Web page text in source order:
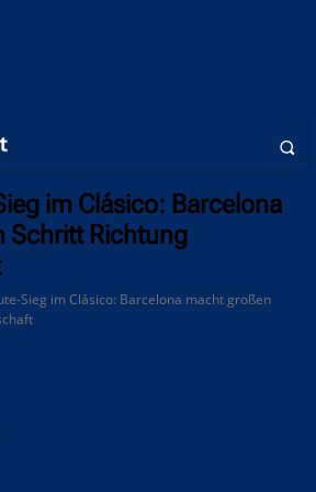
im Clásico: Barcelona
Schritt Richtung
Sieg im Clásico: Barcelona macht großen